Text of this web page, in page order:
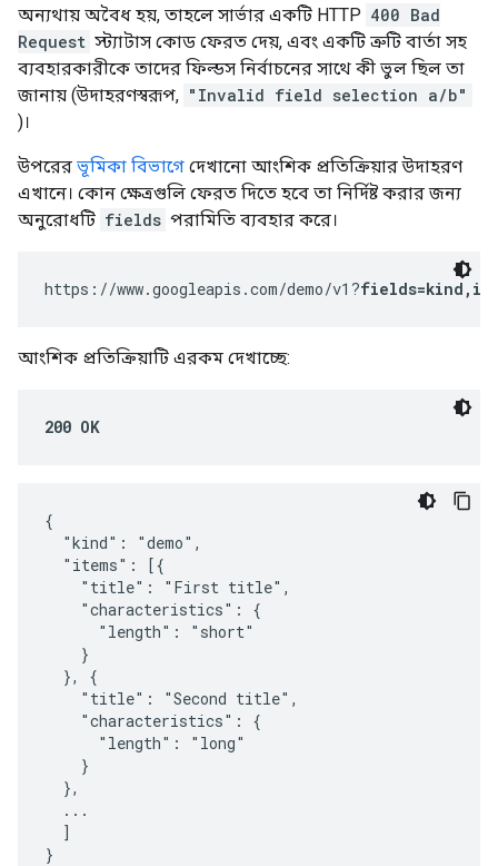
অন্যথায় অবৈধ হয়, তাহলে সার্ভার একটি HTTP 400 Bad
Request স্ট্যাটাস কোড ফেরত দেয়, এবং একটি ত্রুটি বার্তা সহ
ব্যবহারকারীকে তাদের ফিল্ডস নির্বাচনের সাথে কী ভুল ছিল তা
জানায় (উদাহরণস্বরূপ, "Invalid field selection a/b"
)।
উপরের ভূমিকা বিভাগে দেখানো আংশিক প্রতিক্রিয়ার উদাহরণ
এখানে। কোন ক্ষেত্রগুলি ফেরত দিতে হবে তা নির্দিষ্ট করার জন্য
অনুরোধটি fields পরামিতি ব্যবহার করে।
https://www.googleapis.com/demo/v1?
আংশিক প্রতিক্রিয়াটি এরকম দেখাচ্ছে:
200 OK
{
  "kind": "demo",
  "items": [{
    "title": "First title",
    "characteristics": {
      "length": "short"
    }
  }, {
    "title": "Second title",
    "characteristics": {
      "length": "long"
    }
  },
  ...
  ]
}